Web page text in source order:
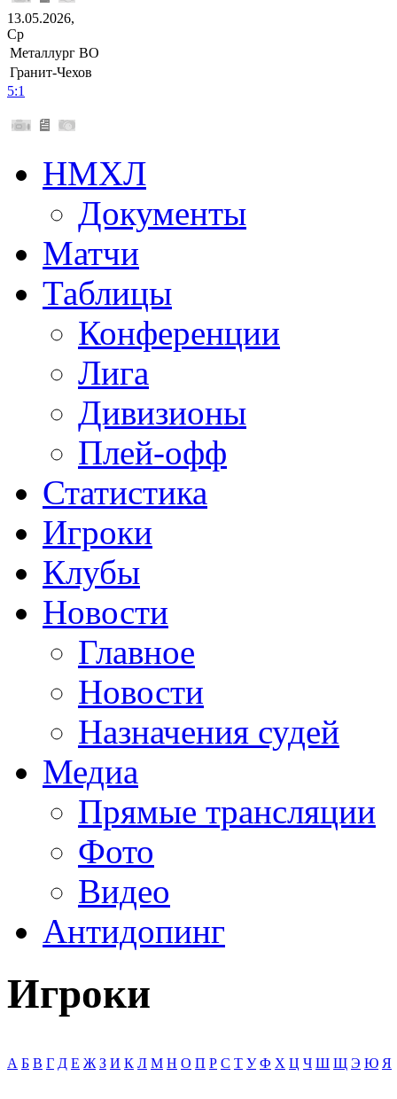
13.05.2026,
Ср
Металлург ВО
Гранит-Чехов
5:1
НМХЛ
Документы
Матчи
Таблицы
Конференции
Лига
Дивизионы
Плей-офф
Статистика
Игроки
Клубы
Новости
Главное
Новости
Назначения судей
Медиа
Прямые трансляции
Фото
Видео
Антидопинг
Игроки
А Б В Г Д Е Ж З И К Л М Н О П Р С Т У Ф Х Ц Ч Ш Щ Э Ю Я